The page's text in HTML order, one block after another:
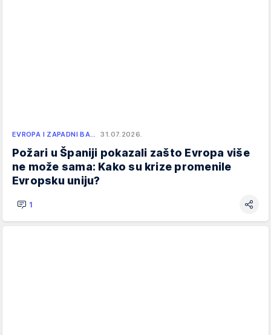
EVROPA I ZAPADNI BA… 31.07.2026.
Požari u Španiji pokazali zašto Evropa više
ne može sama: Kako su krize promenile
Evropsku uniju?
1